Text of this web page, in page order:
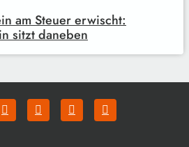
am Steuer erwischt:
sitzt daneben